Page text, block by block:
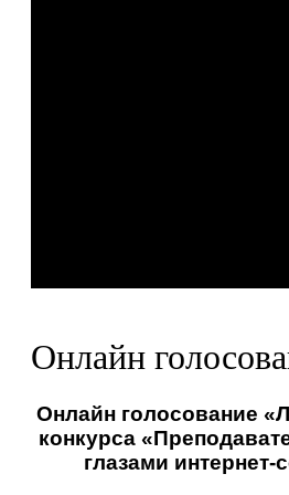
Онлайн
Онлайн голосование
конкурса
глазами интернет-